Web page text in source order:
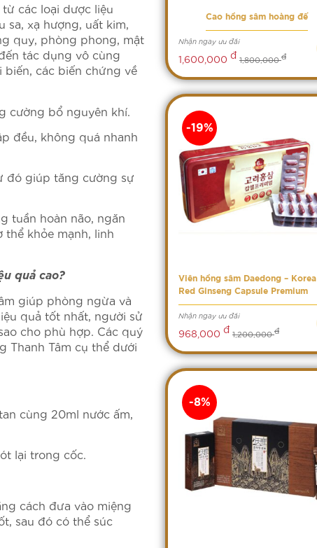
các loại dược liệu
sa, xạ hượng, uất kim,
quy, phòng phong, mật
tác dụng vô cùng
các biến chứng về
cường bổ nguyên khí.
đều, không quá nhanh
đó giúp tăng cường sự
tuần hoàn não, ngăn
khỏe mạnh, linh
quả cao?
giúp phòng ngừa và
quả tốt nhất, người sử
cho phù hợp. Các quý
Thanh Tâm cụ thể dưới
cùng 20ml nước ấm,
lại trong cốc.
cách đưa vào miệng
sau đó có thể súc
Cao hồng sâm hoàng đế
Nhận ngay ưu đãi
1,600,000 đ 1,800,000đ
Viên hồng sâm Daedong – Korea
Red Ginseng Capsule Premium
Nhận ngay ưu đãi
968,000 đ 1,200,000đ
-19%
-8%